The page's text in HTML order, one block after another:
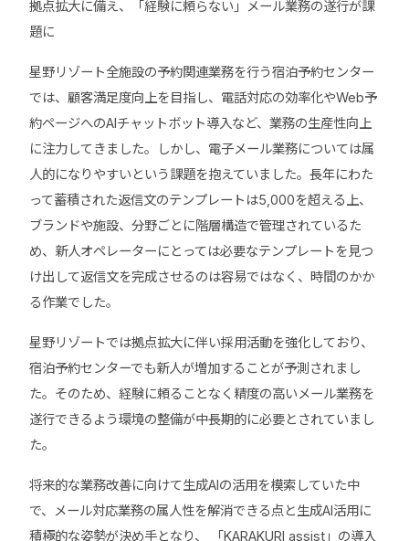
拠点拡大に備え、「経験に頼らない」メール業務の遂行が課
題に
星野リゾート全施設の予約関連業務を行う宿泊予約センター
では、顧客満足度向上を目指し、電話対応の効率化やWeb予
約ページへのAIチャットボット導入など、業務の生産性向上
に注力してきました。しかし、電子メール業務については属
人的になりやすいという課題を抱えていました。長年にわた
って蓄積された返信文のテンプレートは5,000を超える上、
ブランドや施設、分野ごとに階層構造で管理されているた
め、新人オペレーターにとっては必要なテンプレートを見つ
け出して返信文を完成させるのは容易ではなく、時間のかか
る作業でした。
星野リゾートでは拠点拡大に伴い採用活動を強化しており、
宿泊予約センターでも新人が増加することが予測されまし
た。そのため、経験に頼ることなく精度の高いメール業務を
遂行できるよう環境の整備が中長期的に必要とされていまし
た。
将来的な業務改善に向けて生成AIの活用を模索していた中
で、メール対応業務の属人性を解消できる点と生成AI活用に
積極的な姿勢が決め手となり、 「KARAKURI assist」の導入